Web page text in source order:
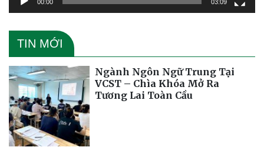
00:00 03:09
TIN MỚI
Ngành Ngôn Ngữ Trung Tại
VCST – Chìa Khóa Mở Ra
Tương Lai Toàn Cầu